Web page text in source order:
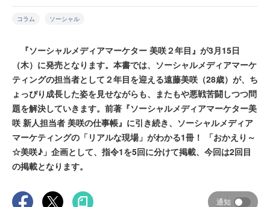
コラム ソーシャル
『ソーシャルメディアマーケター 美咲２年目』が3月15日
（木）に発売となります。本書では、ソーシャルメディアマーケ
ティングの担当者として２年目を迎える遠藤美咲（28歳）が、ち
ょっぴり成長した姿を見せながらも、またもや悪戦苦闘しつつ問
題を解決していきます。前著『ソーシャルメディアマーケター美
咲 新人担当者 美咲の仕事帳』に引き続き、ソーシャルメディア
マーケティングの「リアルな現場」がわかる1冊！ 「おかえり～
☆美咲♪」企画として、指令1を5回に分けて掲載、今回は2回目
の掲載となります。
通知